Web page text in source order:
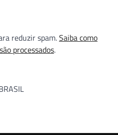
reduzir spam.Saiba como
processados.